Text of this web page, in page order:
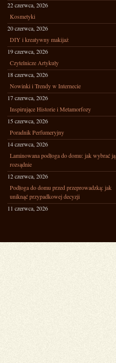
22 czerwca, 2026
Kosmetyki
20 czerwca, 2026
DIY i kreatywny makijaż
19 czerwca, 2026
Czytelnicze Artykuły
18 czerwca, 2026
Nowinki i Trendy w Internecie
17 czerwca, 2026
Inspirujące Historie i Metamorfozy
15 czerwca, 2026
Poradnik Perfumeryjny
14 czerwca, 2026
Laminowana podłoga do domu: jak wybrać ją
rozsądnie
12 czerwca, 2026
Podłoga do domu przed przeprowadzką: jak
uniknąć przypadkowej decyzji
11 czerwca, 2026